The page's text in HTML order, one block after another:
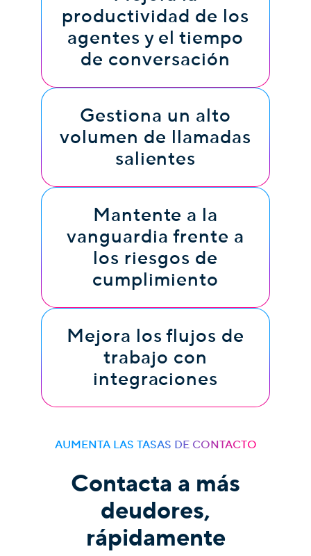
productividad de los
agentes y el tiempo
de conversación
Gestiona un alto
volumen de llamadas
salientes
Mantente a la
vanguardia frente a
los riesgos de
cumplimiento
Mejora los flujos de
trabajo con
integraciones
AUMENTA LAS TASAS DE CONTACTO
Contacta a más
deudores,
rápidamente